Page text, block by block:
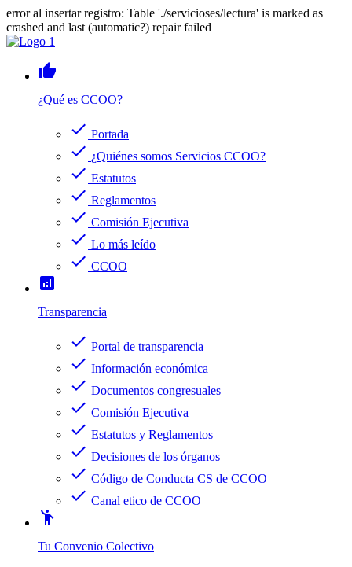
error al insertar registro: Table './servicioses/lectura' is marked as
crashed and last (automatic?) repair failed
thumb_up
¿Qué es CCOO?
check Portada
check ¿Quiénes somos Servicios CCOO?
check Estatutos
check Reglamentos
check Comisión Ejecutiva
check Lo más leído
check CCOO
analytics
Transparencia
check Portal de transparencia
check Información económica
check Documentos congresuales
check Comisión Ejecutiva
check Estatutos y Reglamentos
check Decisiones de los órganos
check Código de Conducta CS de CCOO
check Canal etico de CCOO
emoji_people
Tu Convenio Colectivo